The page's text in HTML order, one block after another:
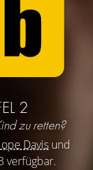
2
zu retten?
Davis und
verfügbar.